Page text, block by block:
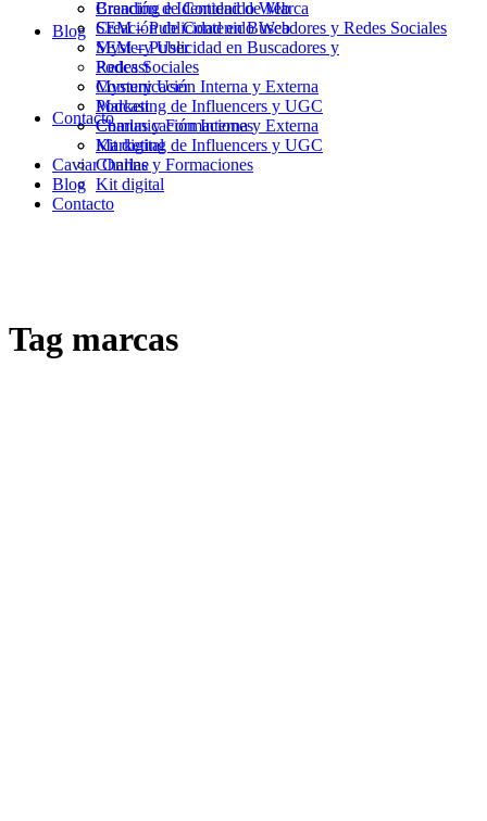
Branding e Identidad de Marca
Creación de Contenido Web
SEM – Publicidad en Buscadores y
Redes Sociales
Mystery User
Podcast
Comunicación Interna y Externa
Marketing de Influencers y UGC
Charlas y Formaciones
Kit digital
Blog
Contacto
Creación de Contenido Web
SEM – Publicidad en Buscadores y Redes Sociales
Mystery User
Podcast
Comunicación Interna y Externa
Marketing de Influencers y UGC
Charlas y Formaciones
Kit digital
Caviar Online
Blog
Contacto
Tag marcas